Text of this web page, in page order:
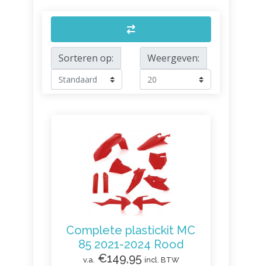
Sorteren op: Weergeven:
Complete plastickit MC
85 2021-2024 Rood
v.a. €149,95 incl. BTW